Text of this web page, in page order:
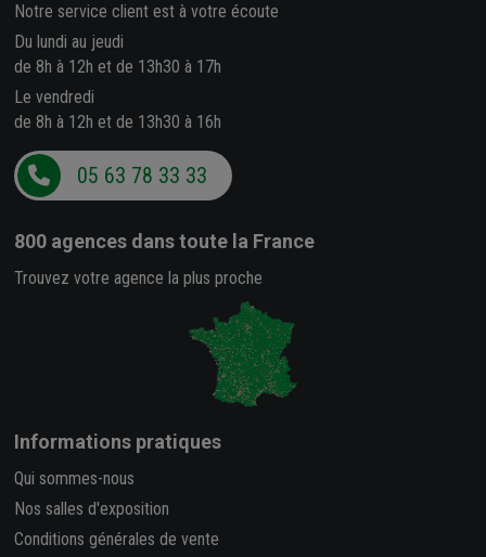
Notre service client est à votre écoute
Du lundi au jeudi
de 8h à 12h et de 13h30 à 17h
Le vendredi
de 8h à 12h et de 13h30 à 16h
05 63 78 33 33
800 agences dans toute la France
Trouvez votre agence la plus proche
Informations pratiques
Qui sommes-nous
Nos salles d'exposition
Conditions générales de vente